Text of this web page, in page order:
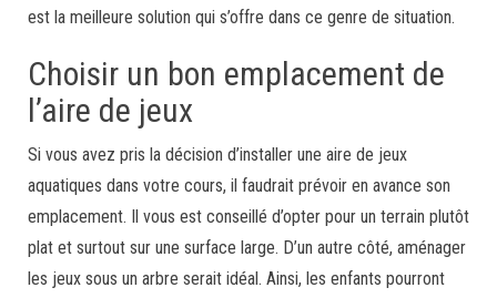
est la meilleure solution qui s’offre dans ce genre de situation.
Choisir un bon emplacement de
l’aire de jeux
Si vous avez pris la décision d’installer une aire de jeux
aquatiques dans votre cours, il faudrait prévoir en avance son
emplacement. Il vous est conseillé d’opter pour un terrain plutôt
plat et surtout sur une surface large. D’un autre côté, aménager
les jeux sous un arbre serait idéal. Ainsi, les enfants pourront